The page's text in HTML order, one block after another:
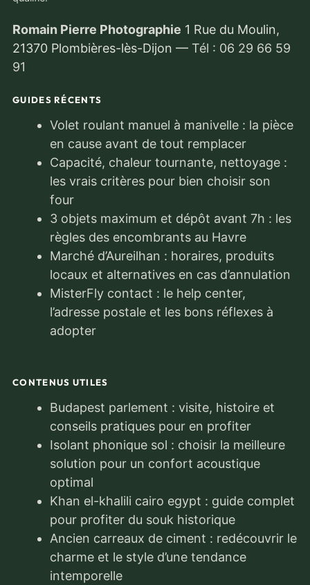
Romain Pierre Photographie 1 Rue du Moulin,
21370 Plombières-lès-Dijon — Tél : 06 29 66 59
91
GUIDES RÉCENTS
Volet roulant manuel à manivelle : la pièce
en cause avant de tout remplacer
Capacité, chaleur tournante, nettoyage :
les vrais critères pour bien choisir son
four
3 objets maximum et dépôt avant 7h : les
règles des encombrants au Havre
Marché d’Aureilhan : horaires, produits
locaux et alternatives en cas d’annulation
MisterFly contact : le help center,
l’adresse postale et les bons réflexes à
adopter
CONTENUS UTILES
Budapest parlement : visite, histoire et
conseils pratiques pour en profiter
Isolant phonique sol : choisir la meilleure
solution pour un confort acoustique
optimal
Khan el-khalili cairo egypt : guide complet
pour profiter du souk historique
Ancien carreaux de ciment : redécouvrir le
charme et le style d’une tendance
intemporelle